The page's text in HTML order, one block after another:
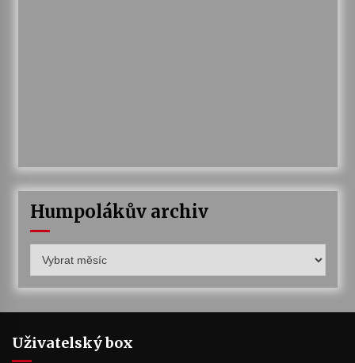
Humpolákův archiv
archiv
Uživatelský box